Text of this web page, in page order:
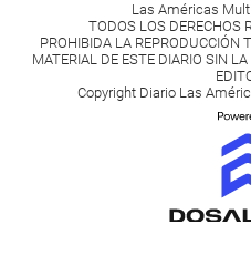
Las Américas
TODOS LOS DERECHOS
PROHIBIDA LA REPRODUCCIÓN
MATERIAL DE ESTE DIARIO SIN
Copyright Diario Las